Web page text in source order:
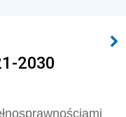
2030